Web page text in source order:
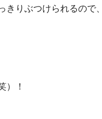
りぶつけられるので、
）！